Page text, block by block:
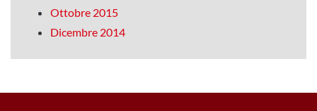
Ottobre 2015
Dicembre 2014